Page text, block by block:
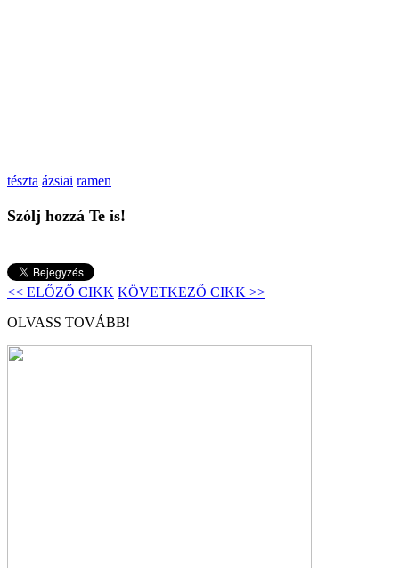
tészta ázsiai ramen
Szólj hozzá Te is!
<< ELŐZŐ CIKK KÖVETKEZŐ CIKK >>
OLVASS TOVÁBB!